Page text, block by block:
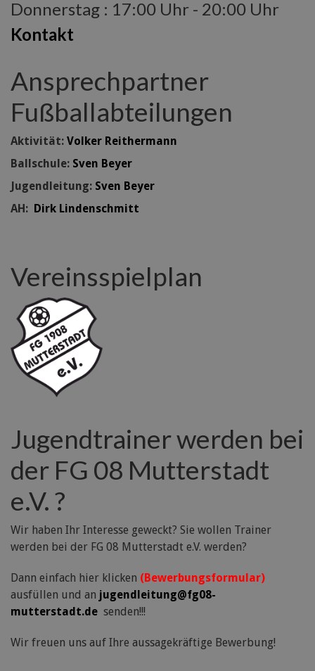
Donnerstag : 17:00 Uhr - 20:00 Uhr
Kontakt
Ansprechpartner
Fußballabteilungen
Aktivität: Volker Reithermann
Ballschule: Sven Beyer
Jugendleitung: Sven Beyer
AH: Dirk Lindenschmitt
Vereinsspielplan
Jugendtrainer werden bei
der FG 08 Mutterstadt
e.V. ?
Wir haben Ihr Interesse geweckt? Sie wollen Trainer
werden bei der FG 08 Mutterstadt e.V. werden?
Dann einfach hier klicken (Bewerbungsformular)
ausfüllen und an jugendleitung@fg08-
mutterstadt.de senden!!!
Wir freuen uns auf Ihre aussagekräftige Bewerbung!